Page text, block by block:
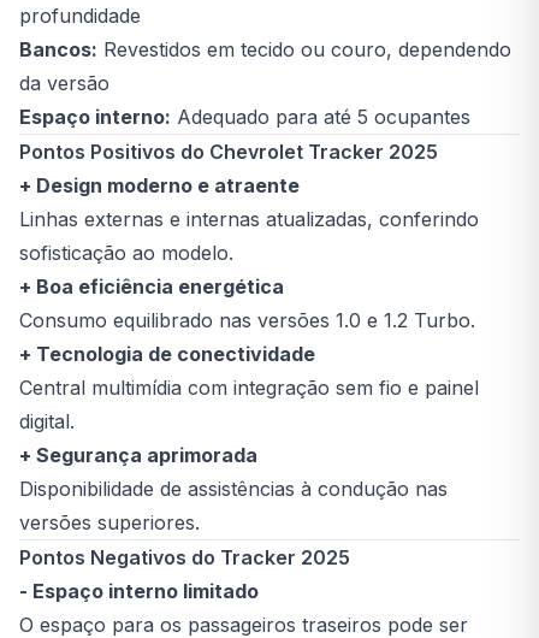
profundidade
Bancos: Revestidos em tecido ou couro, dependendo
da versão
Espaço interno: Adequado para até 5 ocupantes
Pontos Positivos do Chevrolet Tracker 2025
+ Design moderno e atraente
Linhas externas e internas atualizadas, conferindo
sofisticação ao modelo.
+ Boa eficiência energética
Consumo equilibrado nas versões 1.0 e 1.2 Turbo.
+ Tecnologia de conectividade
Central multimídia com integração sem fio e painel
digital.
+ Segurança aprimorada
Disponibilidade de assistências à condução nas
versões superiores.
Pontos Negativos do Tracker 2025
- Espaço interno limitado
O espaço para os passageiros traseiros pode ser